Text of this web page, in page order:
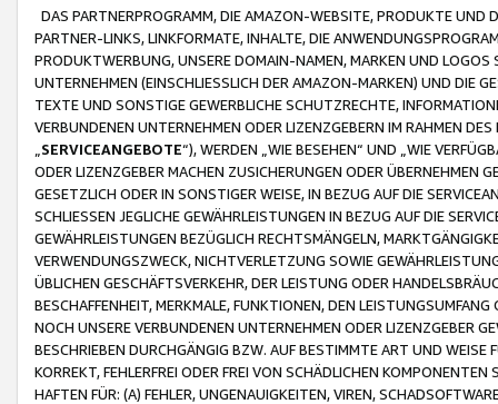
DAS PARTNERPROGRAMM, DIE AMAZON-WEBSITE, PRODUKTE UND
PARTNER-LINKS, LINKFORMATE, INHALTE, DIE
PRODUKTWERBUNG, UNSERE DOMAIN-NAMEN, MARKEN UND
UNTERNEHMEN (EINSCHLIESSLICH DER AMAZON-MARKEN) UND DIE
TEXTE UND SONSTIGE GEWERBLICHE SCHUTZRECHTE,
VERBUNDENEN UNTERNEHMEN ODER LIZENZGEBERN IM RAHMEN
SERVICEANGEBOTE“), WERDEN „WIE BESEHEN“ UND „WIE
ODER LIZENZGEBER MACHEN ZUSICHERUNGEN ODER ÜBERNEHMEN
GESETZLICH ODER IN SONSTIGER WEISE, IN BEZUG AUF DIE
SCHLIESSEN JEGLICHE GEWÄHRLEISTUNGEN IN BEZUG AUF DIE
GEWÄHRLEISTUNGEN BEZÜGLICH RECHTSMÄNGELN,
VERWENDUNGSZWECK, NICHTVERLETZUNG SOWIE
ÜBLICHEN GESCHÄFTSVERKEHR, DER LEISTUNG ODER
BESCHAFFENHEIT, MERKMALE, FUNKTIONEN, DEN
NOCH UNSERE VERBUNDENEN UNTERNEHMEN ODER LIZENZGEBER
BESCHRIEBEN DURCHGÄNGIG BZW. AUF BESTIMMTE ART UND
KORREKT, FEHLERFREI ODER FREI VON SCHÄDLICHEN
HAFTEN FÜR: (A) FEHLER, UNGENAUIGKEITEN, VIREN,